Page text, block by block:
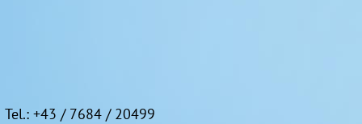
Tel.: +43 / 7684 / 20499